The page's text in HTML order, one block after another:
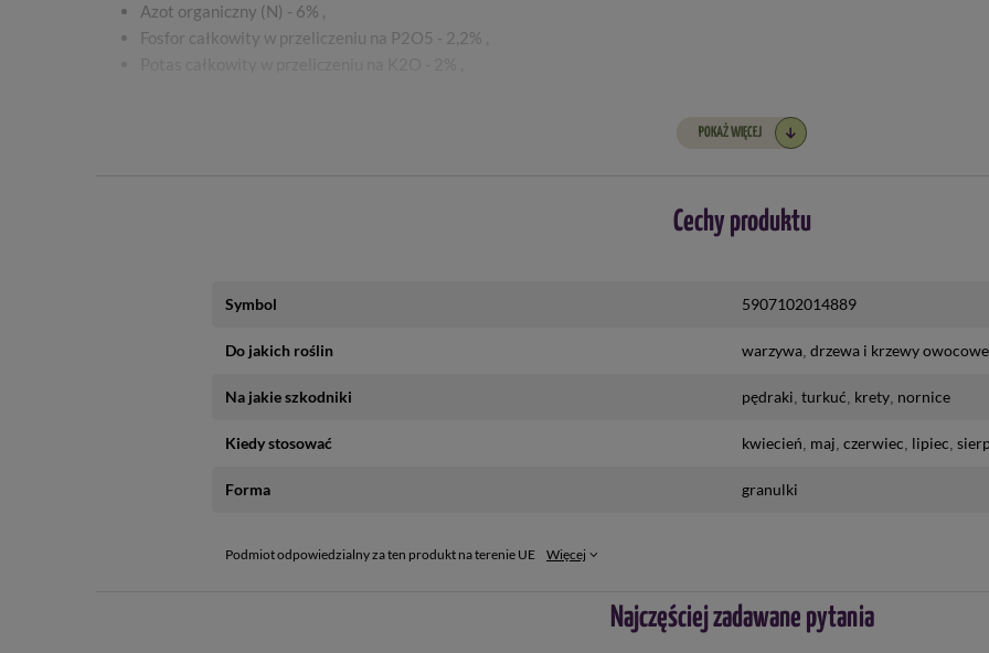
Azot organiczny (N) - 6% ,
Fosfor całkowity w przeliczeniu na P2O5 - 2,2% ,
POKAŻ WIĘCEJ
Cechy produktu
Symbol 5907102014889
Do jakich roślin warzywa drzewa i krzewy owocowe
Na jakie szkodniki pędraki turkuć krety nornice
Kiedy stosować kwiecień maj czerwiec lipiec
Forma granulki
Podmiot odpowiedzialny za ten produkt na terenie UE Więcej
Najczęściej zadawane pytania